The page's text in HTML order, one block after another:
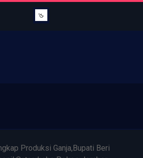
Produksi Ganja,Bupati Beri